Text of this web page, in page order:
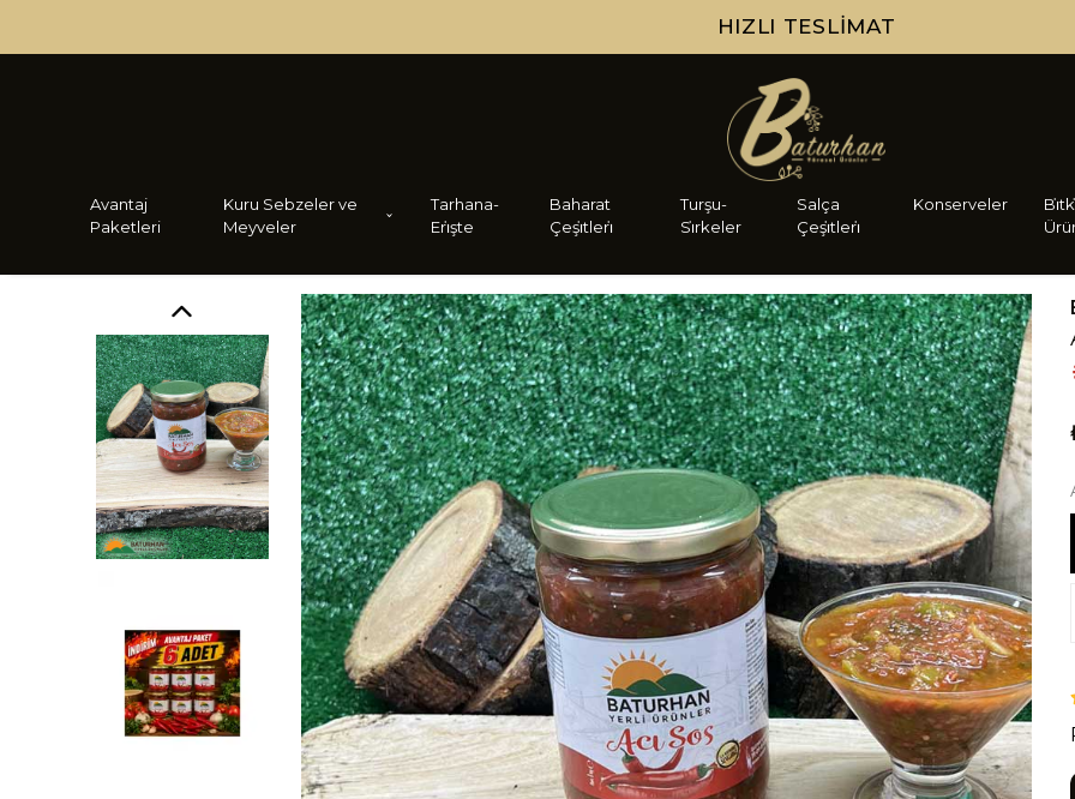
HIZLI TESLIMAT
Avantaj
Paketleri
Kuru Sebzeler ve
Meyveler
Tarhana-
Eri̇şte
Baharat
Çeşi̇tleri̇
Turşu-
Si̇rkeler
Salça
Çeşi̇tleri̇
Konserveler